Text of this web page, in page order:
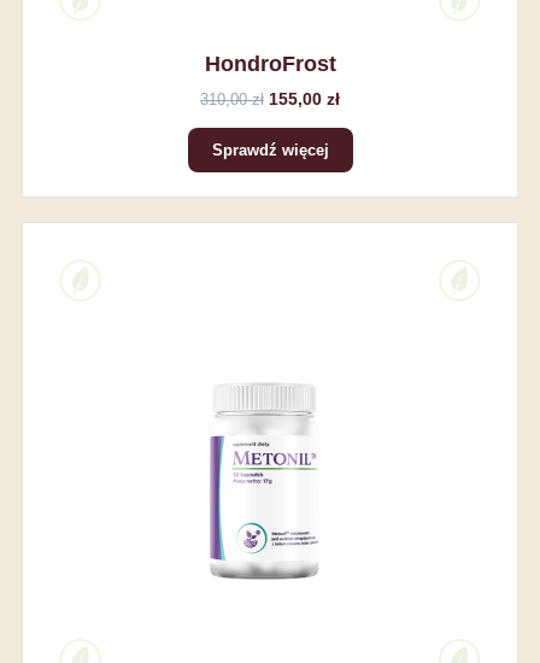
HondroFrost
310,00 zł 155,00 zł
Sprawdź więcej